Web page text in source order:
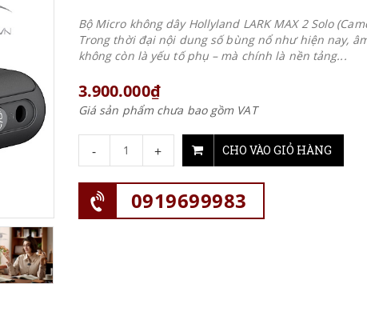
Bộ Micro không dây Hollyland LARK MAX 2 Solo
Trong thời đại nội dung số bùng nổ như hiện nay,
không còn là yếu tố phụ – mà chính là nền tảng...
3.900.000₫
Giá sản phẩm chưa bao gồm VAT
- + CHO VÀO GIỎ HÀNG
0919699983